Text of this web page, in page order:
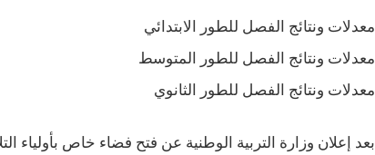
معدلات ونتائج الفصل للطور الابتدائي
معدلات ونتائج الفصل للطور المتوسط
معدلات ونتائج الفصل للطور الثانوي
بعد إعلان وزارة التربية الوطنية عن فتح فضاء خاص بأولياء